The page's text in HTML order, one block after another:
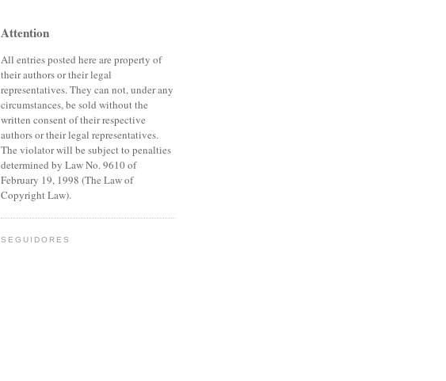
Attention
All entries posted here are property of
their authors or their legal
representatives. They can not, under any
circumstances, be sold without the
written consent of their respective
authors or their legal representatives.
The violator will be subject to penalties
determined by Law No. 9610 of
February 19, 1998 (The Law of
Copyright Law).
SEGUIDORES